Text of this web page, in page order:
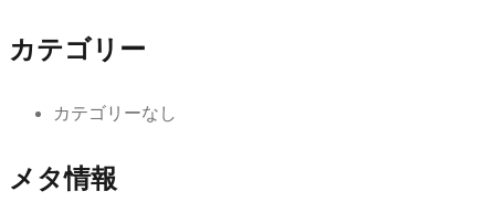
カテゴリー
カテゴリーなし
メタ情報